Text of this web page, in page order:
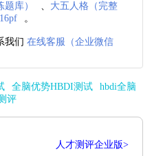
库） 、 大五人格（完整
。
我们在线客服（企业微信
全脑优势HBDI测试
hbdi全脑
评
人才测评企业版>